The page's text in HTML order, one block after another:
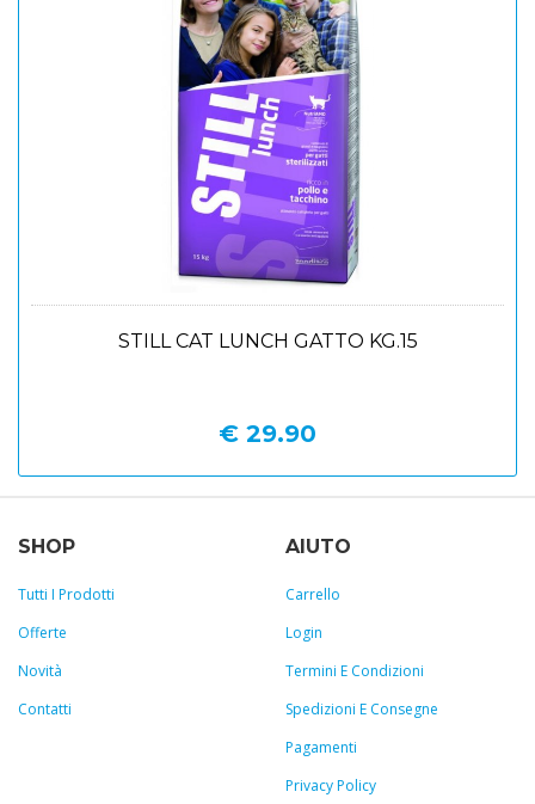
STILL CAT LUNCH GATTO KG.15
€ 29.90
SHOP
Tutti I Prodotti
Offerte
Novità
Contatti
AIUTO
Carrello
Login
Termini E Condizioni
Spedizioni E Consegne
Pagamenti
Privacy Policy